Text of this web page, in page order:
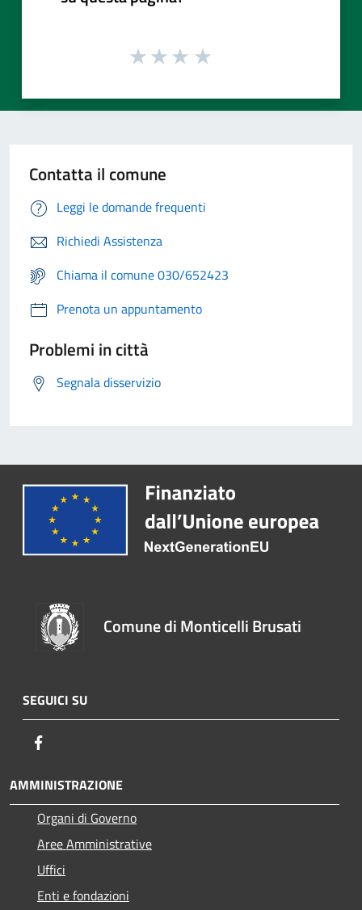
Contatta il comune
Leggi le domande frequenti
Richiedi Assistenza
Chiama il comune 030/652423
Prenota un appuntamento
Problemi in città
Segnala disservizio
Comune di Monticelli Brusati
SEGUICI SU
AMMINISTRAZIONE
Organi di Governo
Aree Amministrative
Uffici
Enti e fondazioni